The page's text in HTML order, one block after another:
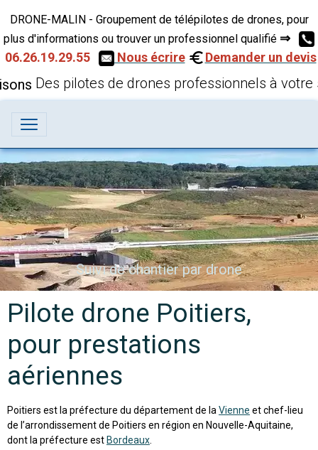
DRONE-MALIN - Groupement de télépilotes de drones, pour
plus d'informations ou trouver un professionnel qualifié ⇒
06.26.19.29.55
Nous écrire Demander un devis
Des pilotes de drones professionnels à votre
Suivi de chantier par drone
Pilote drone Poitiers,
pour prestations
aériennes
Poitiers est la préfecture du département de la Vienne et chef-lieu
de l’arrondissement de Poitiers en région en Nouvelle-Aquitaine,
dont la préfecture est Bordeaux